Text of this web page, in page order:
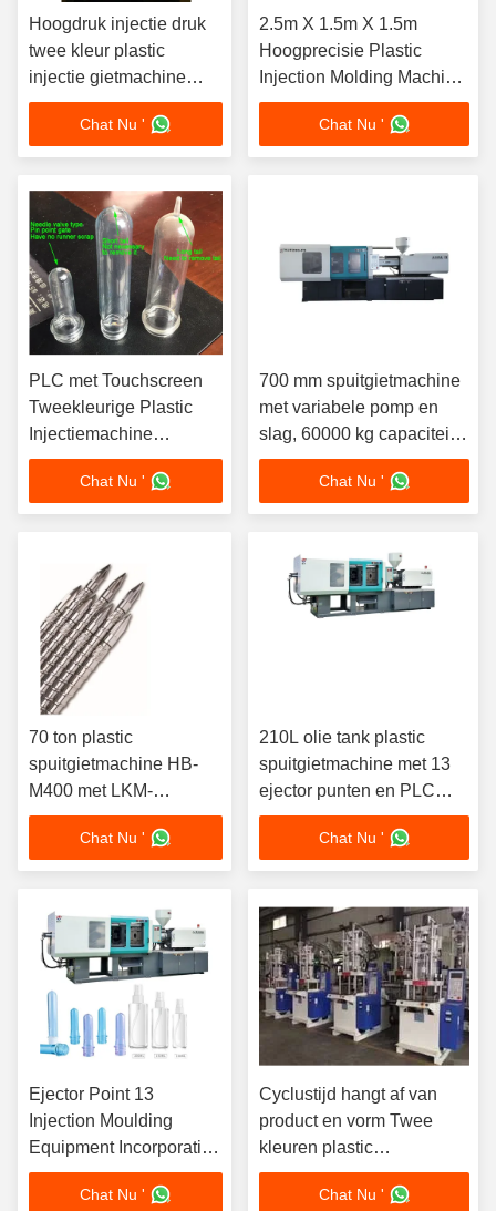
Hoogdruk injectie druk
twee kleur plastic
injectie gietmachine
gecertificeerd CE
ISO9001 ontworpen
voor gietprocessen
Chat Nu '
2.5m X 1.5m X 1.5m
Hoogprecisie Plastic
Injection Molding Machine
Gewicht 7T Ideaal voor de
fabricage van complexe
componenten
Chat Nu '
PLC met Touchscreen
Tweekleurige Plastic
Injectiemachine
Automatische
Bedrijfsvoering
Stroomlijnt
Chat Nu '
700 mm spuitgietmachine
met variabele pomp en
slag, 60000 kg capaciteit,
ontworpen voor de
productie van kunststof
onderdelen
Chat Nu '
70 ton plastic
spuitgietmachine HB-
M400 met LKM-
vormbasis Ideaal voor
de precisie-fabricage
van kunststofonderdelen
Chat Nu '
210L olie tank plastic
spuitgietmachine met 13
ejector punten en PLC
touchscreen interface
control system voor de
productie
Chat Nu '
Ejector Point 13
Injection Moulding
Equipment Incorporating
Mould Base HASCO
LKM Biedt consistente
Chat Nu '
Cyclustijd hangt af van
product en vorm Twee
kleuren plastic
spuitgietmachine Blauw
en wit Geschikt voor de
Chat Nu '